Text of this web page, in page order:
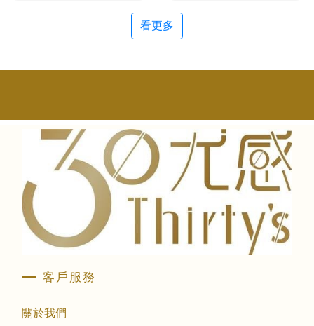
看更多
客戶服務
關於我們